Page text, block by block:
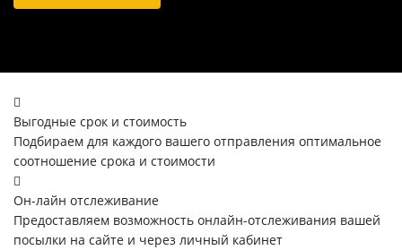
Выгодные срок и стоимость
Подбираем для каждого вашего отправления оптимальное
соотношение срока и стоимости
Он-лайн отслеживание
Предоставляем возможность онлайн-отслеживания вашей
посылки на сайте и через личный кабинет